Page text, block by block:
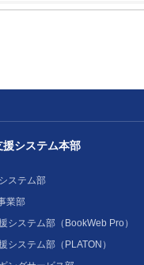
援システム本部
ステム部
業部
システム部（BookWeb Pro）
システム部（PLATON）